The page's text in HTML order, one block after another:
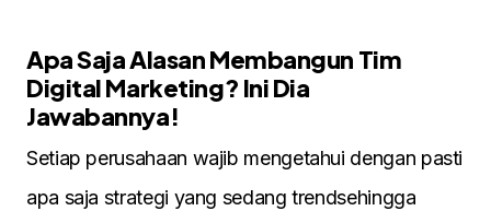
Apa Saja Alasan Membangun Tim
Digital Marketing? Ini Dia
Jawabannya!
Setiap perusahaan wajib mengetahui dengan pasti
apa saja strategi yang sedang trendsehingga